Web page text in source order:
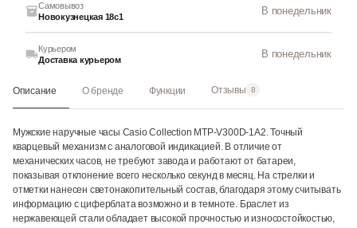
Самовывоз
Новокузнецкая 18с1
В понедельник
Курьером
Доставка курьером
В понедельник
Описание О бренде Функции Отзывы 8
Мужские наручные часы Casio Collection MTP-V300D-1A2. Точный
кварцевый механизм с аналоговой индикацией. В отличие от
механических часов, не требуют завода и работают от батареи,
показывая отклонение всего несколько секунд в месяц. На стрелки и
отметки нанесен светонакопительный состав, благодаря этому считывать
информацию с циферблата возможно и в темноте. Браслет из
нержавеющей стали обладает высокой прочностью и износостойкостью,